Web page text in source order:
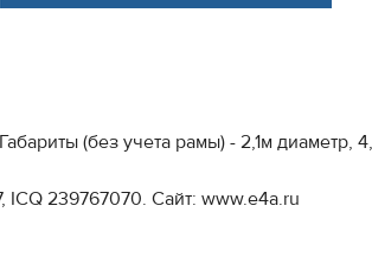
(без учета рамы) - 2,1м
IСQ 239767070. Сайт: www.e4a.ru